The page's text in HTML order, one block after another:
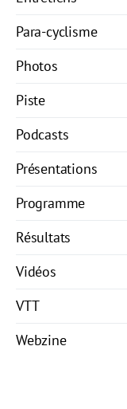
Para-cyclisme
Photos
Piste
Podcasts
Présentations
Programme
Résultats
Vidéos
VTT
Webzine